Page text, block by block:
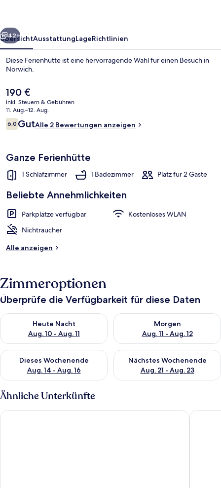
Weiter
42+
ÜbersichtAusstattungLageRichtlinien
Diese Ferienhütte ist eine hervorragende Wahl für einen Besuch in
Norwich.
Der
aktuelle
Preis
beträgt
190 €.
190 €
inkl. Steuern & Gebühren
11. Aug.–12. Aug.
Bewertungen
6,06,0 von 10.
GutAlle 2 Bewertungen anzeigen
Ganze Ferienhütte
1 Schlafzimmer 1 Badezimmer Platz für 2 Gäste
Beliebte Annehmlichkeiten
Parkplätze verfügbar
Kostenloses WLAN
Nichtraucher
Alle anzeigen
Zimmeroptionen
Überprüfe die Verfügbarkeit für diese Daten
Heute Nacht
Aug. 10 - Aug. 11
Überprüfe die Verfügbarkeit für heute Nacht, Aug. 10 - Aug.
Morgen
Aug. 11 - Aug. 12
Überprüfe die Verfügbarkeit
Dieses Wochenende
Aug. 14 - Aug. 16
Überprüfe die Verfügbarkeit für dieses Wochenende, Aug. 14
Nächstes Wochenende
Aug. 21 - Aug. 23
Überprüfe die Verfügbarkeit
Ähnliche Unterkünfte
Holiday Inn Cambridge by IHG The Red